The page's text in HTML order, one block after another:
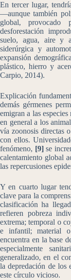
En tercer lugar,
―aunque también
global, provocado
desforestación
suelo, agua, aire y
siderúrgica y
expansión
plástico, hierro y
Carpio, 2014).
Explicación
demás gérmenes
emigran a las
en general a los
vía zoonosis directas
con ellos.
fenómeno, [9]se
calentamiento global
las repercusiones
Y en cuarto lugar
clave para la
clasificación ha
refieren pobreza
extrema; temporal o
e infantil; material o
encuentra en la base
especialmente
generalizado, en el
la depredación de los
este círculo vicioso.